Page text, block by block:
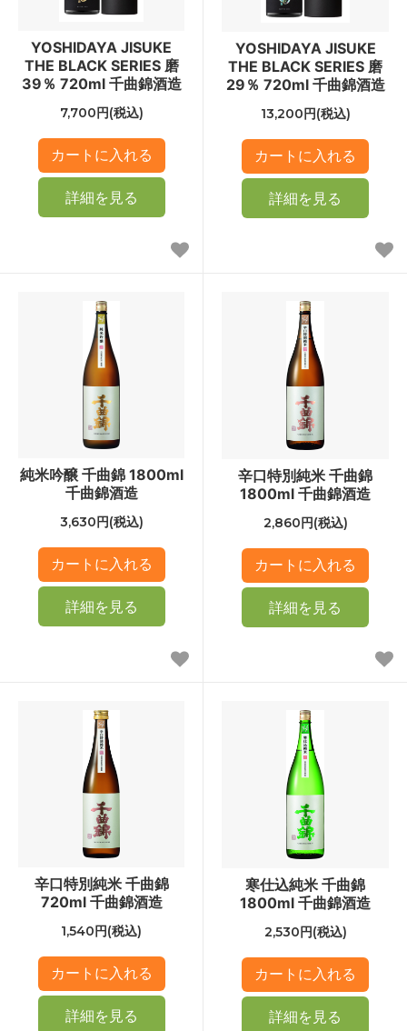
YOSHIDAYA JISUKE
THE BLACK SERIES 磨
39％ 720ml 千曲錦酒造
7,700円(税込)
詳細を見る
YOSHIDAYA JISUKE
THE BLACK SERIES 磨
29％ 720ml 千曲錦酒造
13,200円(税込)
詳細を見る
純米吟醸 千曲錦 1800ml
千曲錦酒造
3,630円(税込)
詳細を見る
辛口特別純米 千曲錦
1800ml 千曲錦酒造
2,860円(税込)
詳細を見る
辛口特別純米 千曲錦
720ml 千曲錦酒造
1,540円(税込)
詳細を見る
寒仕込純米 千曲錦
1800ml 千曲錦酒造
2,530円(税込)
詳細を見る